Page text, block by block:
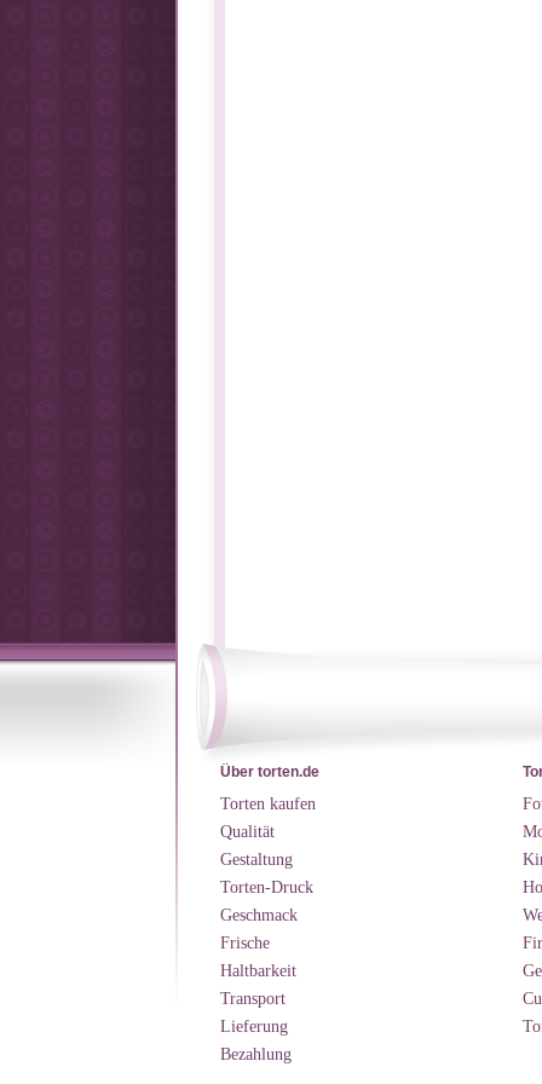
Über torten.de
Torten kaufen
Qualität
Gestaltung
Torten-Druck
Geschmack
Frische
Haltbarkeit
Transport
Lieferung
Bezahlung